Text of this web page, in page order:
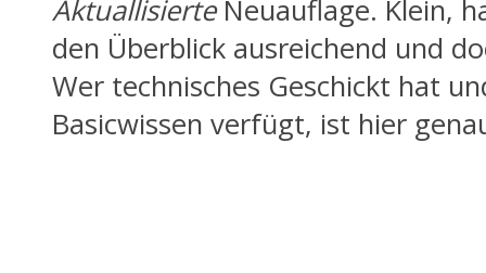
Aktuallisierte Neuauflage. Klein,
den Überblick ausreichend und
Wer technisches Geschickt hat
Basicwissen verfügt, ist hier